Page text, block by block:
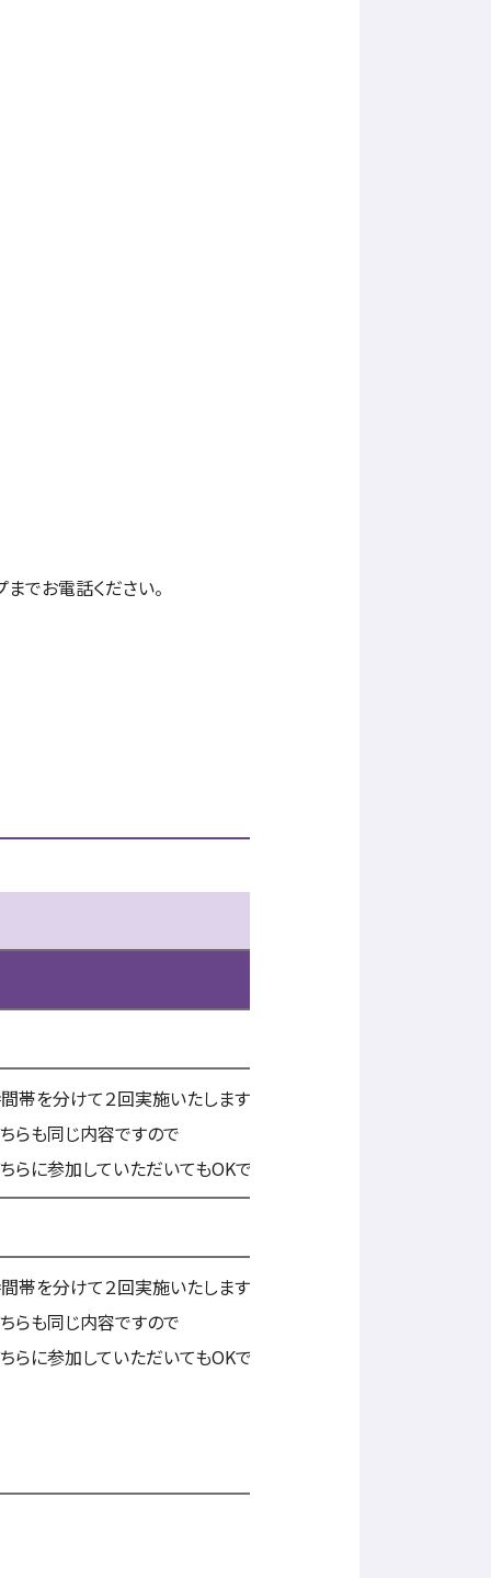
でお電話ください。
帯を分けて２回実施いたしますが
らも同じ内容ですので
らに参加していただいてもOKです。
帯を分けて２回実施いたしますが
らも同じ内容ですので
らに参加していただいてもOKです。